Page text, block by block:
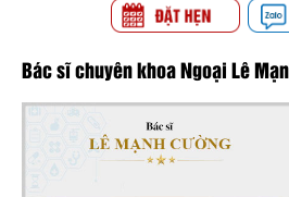
Bác sĩ chuyên khoa Ngoại Lê